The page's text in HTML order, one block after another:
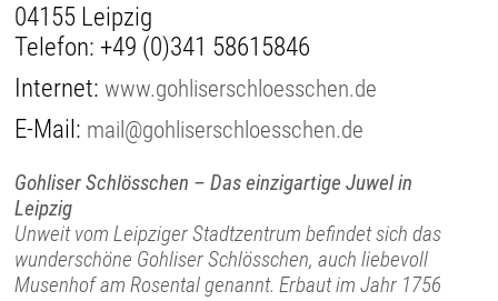
04155 Leipzig
Telefon: +49 (0)341 58615846
Internet:www.gohliserschloesschen.de
E-Mail: mail@gohliserschloesschen.de
Gohliser Schlösschen – Das einzigartige Juwel in
Leipzig
Unweit vom Leipziger Stadtzentrum befindet sich das
wunderschöne Gohliser Schlösschen, auch liebevoll
Musenhof am Rosental genannt. Erbaut im Jahr 1756